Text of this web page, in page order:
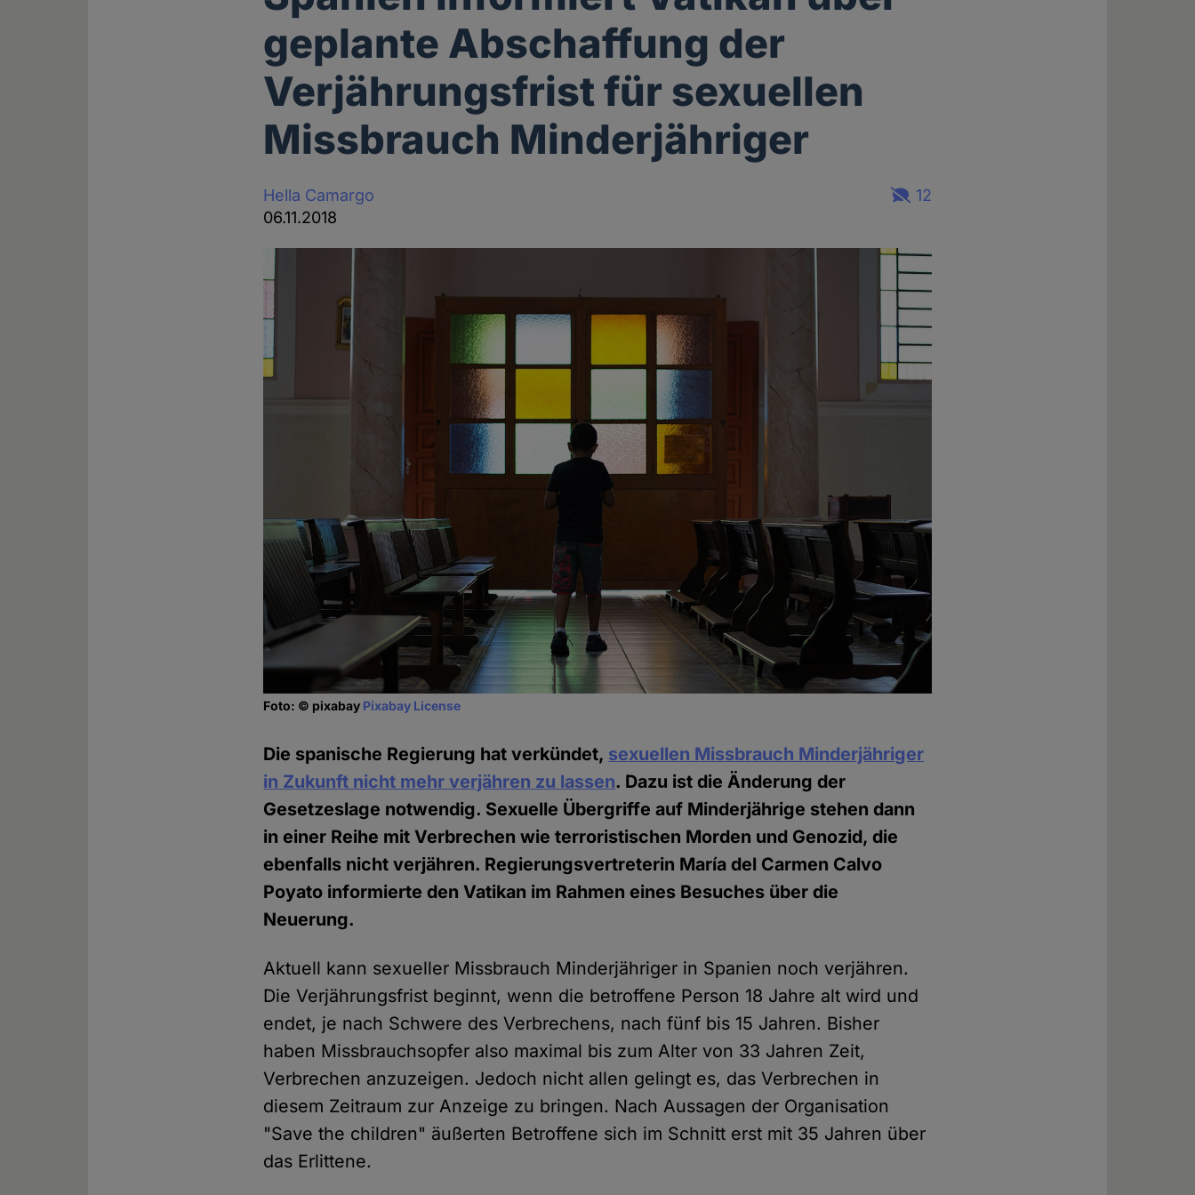
geplante Abschaffung der
Verjährungsfrist für sexuellen
Missbrauch Minderjähriger
Hella Camargo
06.11.2018
12
Foto: © pixabay Pixabay License
Die spanische Regierung hat verkündet, sexuellen Missbrauch Minderjähriger
in Zukunft nicht mehr verjähren zu lassen. Dazu ist die Änderung der
Gesetzeslage notwendig. Sexuelle Übergriffe auf Minderjährige stehen dann
in einer Reihe mit Verbrechen wie terroristischen Morden und Genozid, die
ebenfalls nicht verjähren. Regierungsvertreterin María del Carmen Calvo
Poyato informierte den Vatikan im Rahmen eines Besuches über die
Neuerung.
Aktuell kann sexueller Missbrauch Minderjähriger in Spanien noch verjähren.
Die Verjährungsfrist beginnt, wenn die betroffene Person 18 Jahre alt wird und
endet, je nach Schwere des Verbrechens, nach fünf bis 15 Jahren. Bisher
haben Missbrauchsopfer also maximal bis zum Alter von 33 Jahren Zeit,
Verbrechen anzuzeigen. Jedoch nicht allen gelingt es, das Verbrechen in
diesem Zeitraum zur Anzeige zu bringen. Nach Aussagen der Organisation
"Save the children" äußerten Betroffene sich im Schnitt erst mit 35 Jahren über
das Erlittene.